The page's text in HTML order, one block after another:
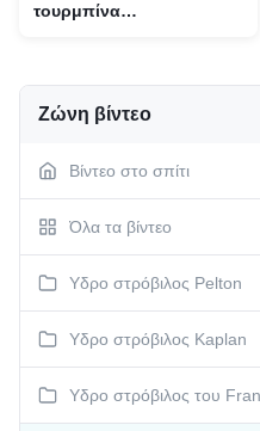
τουρμπίνα
Ζώνη βίντεο
Βίντεο στο σπίτι
Όλα τα βίντεο
Υδρο στρόβιλος Pelton
Υδρο στρόβιλος Kaplan
Υδρο στρόβιλος του